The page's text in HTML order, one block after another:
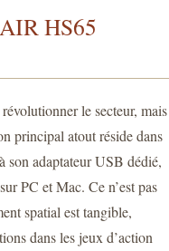
HS65
le secteur, mais
principal atout réside dans
son adaptateur USB dédié,
PC et Mac. Ce n’est pas
spatial est tangible,
dans les jeux d’action